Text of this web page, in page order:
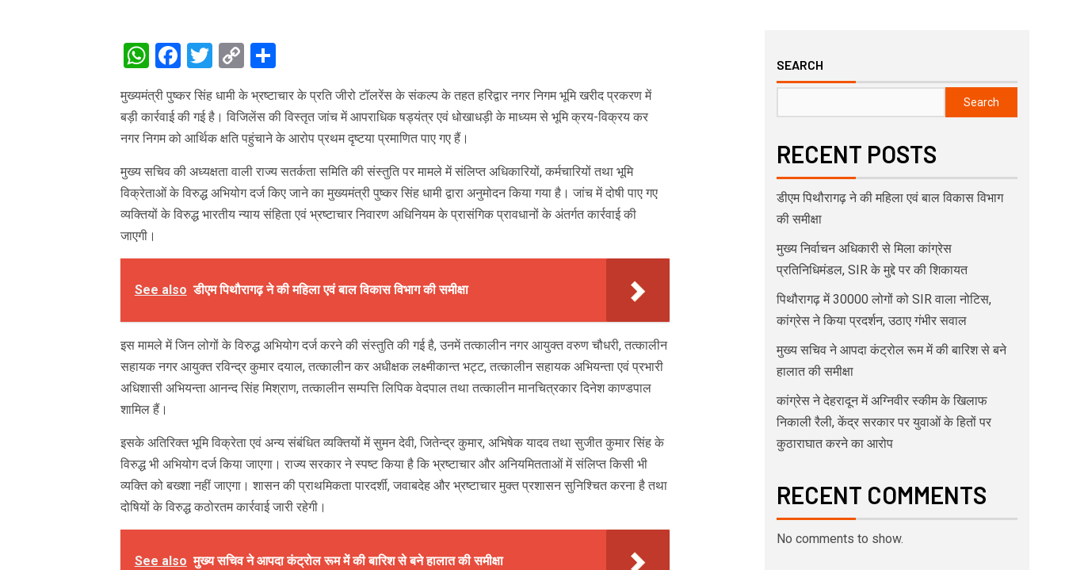
WhatsApp
Facebook
Twitter
CopyShare
मुख्यमंत्री पुष्कर सिंह धामी के भ्रष्टाचार के प्रति जीरो टॉलरेंस के संकल्प के तहत हरिद्वार नगर निगम भूमि खरीद प्रकरण में
बड़ी कार्रवाई की गई है। विजिलेंस की विस्तृत जांच में आपराधिक षड्यंत्र एवं धोखाधड़ी के माध्यम से भूमि क्रय-विक्रय कर
नगर निगम को आर्थिक क्षति पहुंचाने के आरोप प्रथम दृष्टया प्रमाणित पाए गए हैं।
मुख्य सचिव की अध्यक्षता वाली राज्य सतर्कता समिति की संस्तुति पर मामले में संलिप्त अधिकारियों, कर्मचारियों तथा भूमि
विक्रेताओं के विरुद्ध अभियोग दर्ज किए जाने का मुख्यमंत्री पुष्कर सिंह धामी द्वारा अनुमोदन किया गया है। जांच में दोषी पाए गए
व्यक्तियों के विरुद्ध भारतीय न्याय संहिता एवं भ्रष्टाचार निवारण अधिनियम के प्रासंगिक प्रावधानों के अंतर्गत कार्रवाई की
जाएगी।
See also डीएम पिथौरागढ़ ने की महिला एवं बाल विकास विभाग की समीक्षा
इस मामले में जिन लोगों के विरुद्ध अभियोग दर्ज करने की संस्तुति की गई है, उनमें तत्कालीन नगर आयुक्त वरुण चौधरी, तत्कालीन
सहायक नगर आयुक्त रविन्द्र कुमार दयाल, तत्कालीन कर अधीक्षक लक्ष्मीकान्त भट्ट, तत्कालीन सहायक अभियन्ता एवं प्रभारी
अधिशासी अभियन्ता आनन्द सिंह मिश्राण, तत्कालीन सम्पत्ति लिपिक वेदपाल तथा तत्कालीन मानचित्रकार दिनेश काण्डपाल
शामिल हैं।
इसके अतिरिक्त भूमि विक्रेता एवं अन्य संबंधित व्यक्तियों में सुमन देवी, जितेन्द्र कुमार, अभिषेक यादव तथा सुजीत कुमार सिंह के
विरुद्ध भी अभियोग दर्ज किया जाएगा। राज्य सरकार ने स्पष्ट किया है कि भ्रष्टाचार और अनियमितताओं में संलिप्त किसी भी
व्यक्ति को बख्शा नहीं जाएगा। शासन की प्राथमिकता पारदर्शी, जवाबदेह और भ्रष्टाचार मुक्त प्रशासन सुनिश्चित करना है तथा
दोषियों के विरुद्ध कठोरतम कार्रवाई जारी रहेगी।
See also मुख्य सचिव ने आपदा कंट्रोल रूम में की बारिश से बने हालात की समीक्षा
SEARCH
Search
RECENT POSTS
डीएम पिथौरागढ़ ने की महिला एवं बाल विकास विभाग
की समीक्षा
मुख्य निर्वाचन अधिकारी से मिला कांग्रेस
प्रतिनिधिमंडल, SIR के मुद्दे पर की शिकायत
पिथौरागढ़ में 30000 लोगों को SIR वाला नोटिस,
कांग्रेस ने किया प्रदर्शन, उठाए गंभीर सवाल
मुख्य सचिव ने आपदा कंट्रोल रूम में की बारिश से बने
हालात की समीक्षा
कांग्रेस ने देहरादून में अग्निवीर स्कीम के खिलाफ
निकाली रैली, केंद्र सरकार पर युवाओं के हितों पर
कुठाराघात करने का आरोप
RECENT COMMENTS
No comments to show.